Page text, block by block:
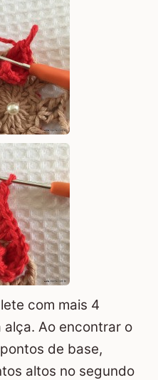
com mais 4
alça. Ao encontrar o
de base,
altos no segundo